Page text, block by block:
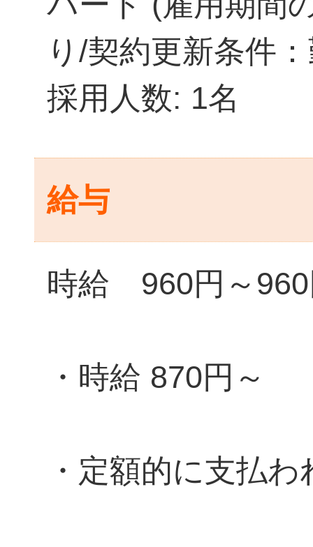
り/契約更新条件
採用人数: 1名
給与
時給 960円～
・時給 870円～
・定額的に支払